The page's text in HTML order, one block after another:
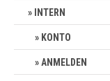
INTERN
KONTO
ANMELDEN